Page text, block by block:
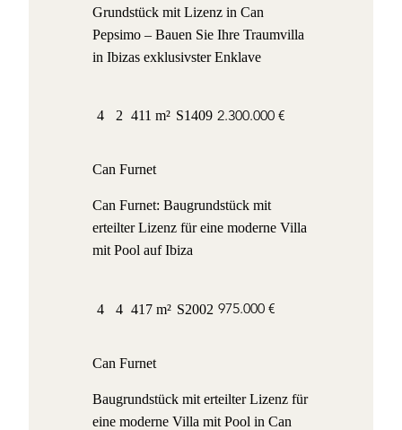
Grundstück mit Lizenz in Can
Pepsimo – Bauen Sie Ihre Traumvilla
in Ibizas exklusivster Enklave
4 2 411 m² S1409 2.300.000 €
Can Furnet
Can Furnet: Baugrundstück mit
erteilter Lizenz für eine moderne Villa
mit Pool auf Ibiza
4 4 417 m² S2002 975.000 €
Can Furnet
Baugrundstück mit erteilter Lizenz für
eine moderne Villa mit Pool in Can